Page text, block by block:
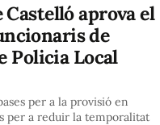
Castelló aprova el
de
Policia Local
per a la provisió en
per a reduir la temporalitat